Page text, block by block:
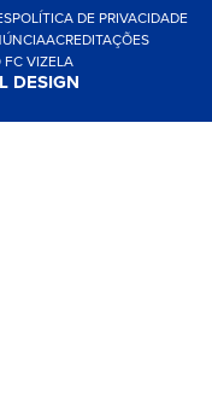
POLÍTICA DE PRIVACIDADE
ACREDITAÇÕES
FC VIZELA
DESIGN